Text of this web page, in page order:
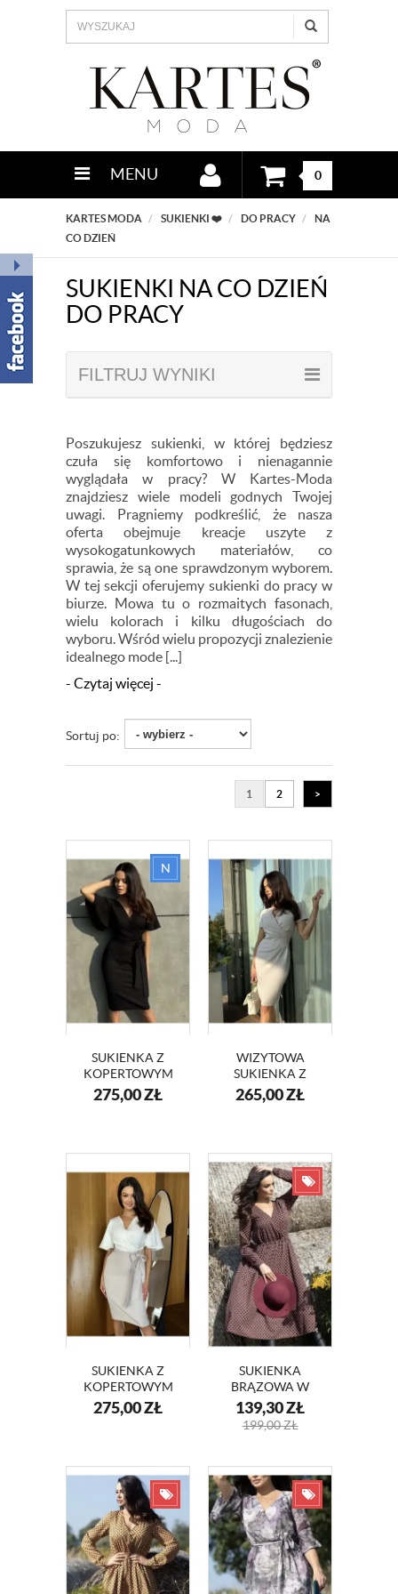
MENU 0
KARTES MODA SUKIENKI ❤️ DO PRACY
NA
CO DZIEŃ
SUKIENKI NA CO DZIEŃ
DO PRACY
FILTRUJ WYNIKI
Poszukujesz sukienki, w której będziesz
czuła się komfortowo i nienagannie
wyglądała w pracy? W Kartes-Moda
znajdziesz wiele modeli godnych Twojej
uwagi. Pragniemy podkreślić, że nasza
oferta obejmuje kreacje uszyte z
wysokogatunkowych materiałów, co
sprawia, że są one sprawdzonym wyborem.
W tej sekcji oferujemy sukienki do pracy w
biurze. Mowa tu o rozmaitych fasonach,
wielu kolorach i kilku długościach do
wyboru. Wśród wielu propozycji znalezienie
idealnego mode [...]
- Czytaj więcej -
Sortuj po:
1 2 >
SUKIENKA Z
KOPERTOWYM
DEKOLTEM I
SZEROKIMI
275,00ZŁ
WIZYTOWA
SUKIENKA Z
KOPERTOWYM
DEKOLTEM
265,00ZŁ
SUKIENKA Z
KOPERTOWYM
DEKOLTEM I
SZEROKIMI
275,00ZŁ
SUKIENKA
BRĄZOWA W
ROMBY MAJA
KM348-1
139,30ZŁ
199,00ZŁ